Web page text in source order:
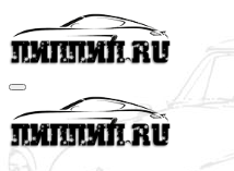
Перейти
к
содержимому